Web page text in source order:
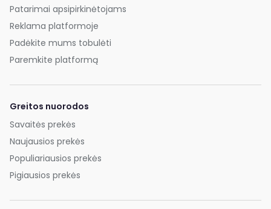
Patarimai apsipirkinėtojams
Reklama platformoje
Padėkite mums tobulėti
Paremkite platformą
Greitos nuorodos
Savaitės prekės
Naujausios prekės
Populiariausios prekės
Pigiausios prekės